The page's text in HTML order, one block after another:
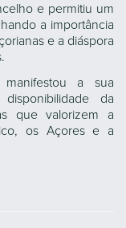
e permitiu um
a importância
e a diáspora
a sua
da
que valorizem a
os Açores e a